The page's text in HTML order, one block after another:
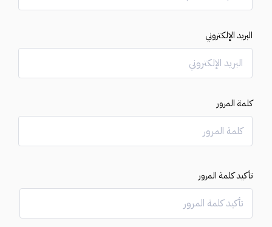
البريد الإلكتروني
كلمة المرور
تأكيد كلمة المرور